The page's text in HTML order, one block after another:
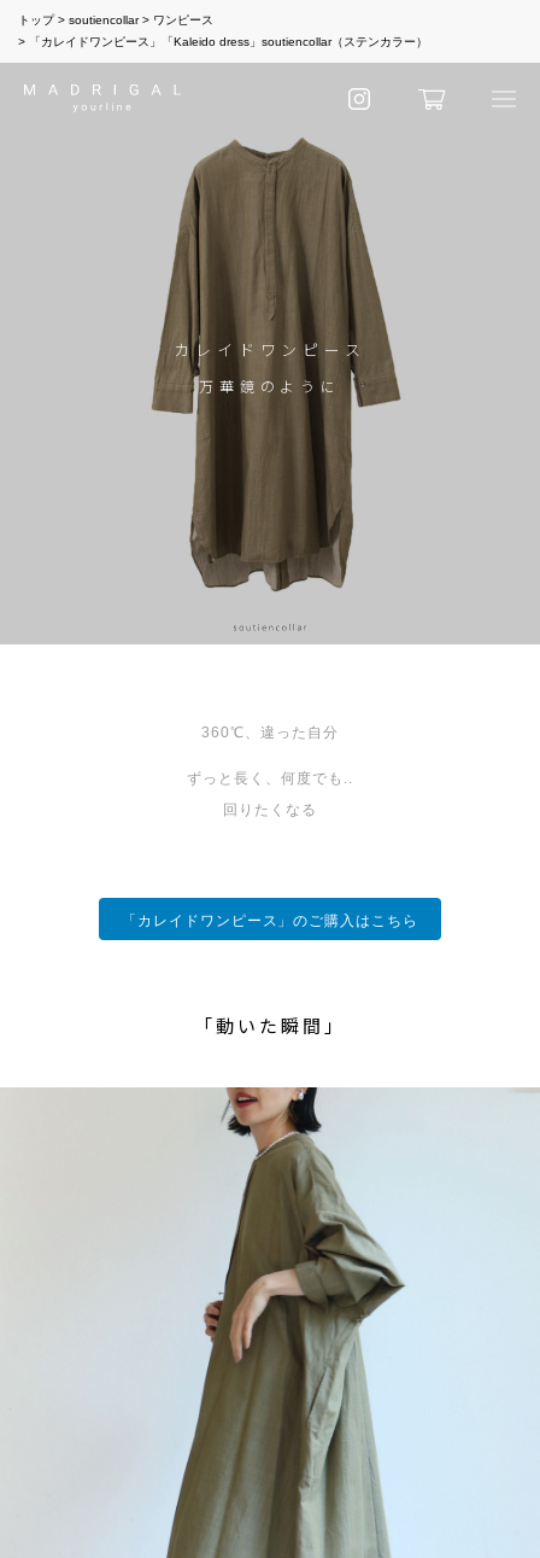
トップ soutiencollar
ワンピース
「カレイドワンピース」「Kaleido dress」soutiencollar（ステンカラー）
カレイドワンピース
万華鏡のように
360℃、違った自分
ずっと長く、何度でも..
回りたくなる
「カレイドワンピース」のご購入はこちら
「動いた瞬間」